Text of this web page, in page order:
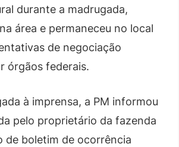
durante a madrugada,
área e permaneceu no local
de negociação
órgãos federais.
à imprensa, a PM informou
pelo proprietário da fazenda
de boletim de ocorrência